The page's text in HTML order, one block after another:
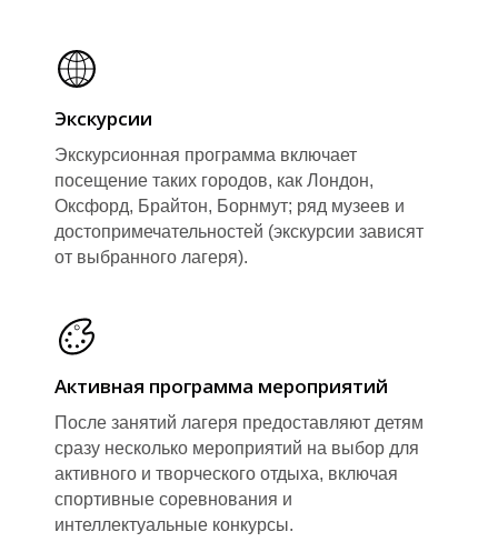
З
Экскурсии
Экскурсионная программа включает
посещение таких городов, как Лондон,
Оксфорд, Брайтон, Борнмут; ряд музеев и
достопримечательностей (экскурсии зависят
от выбранного лагеря).
Активная программа мероприятий
После занятий лагеря предоставляют детям
сразу несколько мероприятий на выбор для
активного и творческого отдыха, включая
спортивные соревнования и
интеллектуальные конкурсы.
З